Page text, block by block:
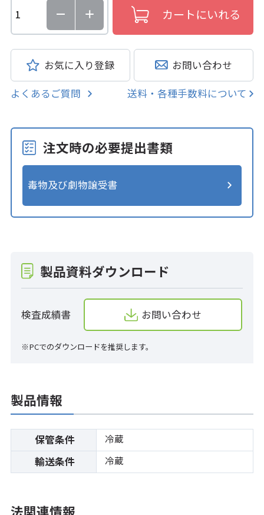
お気に入り登録 お問い合わせ
よくあるご質問 送料・各種手数料について
注文時の必要提出書類
毒物及び劇物譲受書
製品資料ダウンロード
検査成績書 お問い合わせ
※PCでのダウンロードを推奨します。
製品情報
保管条件 冷蔵
輸送条件 冷蔵